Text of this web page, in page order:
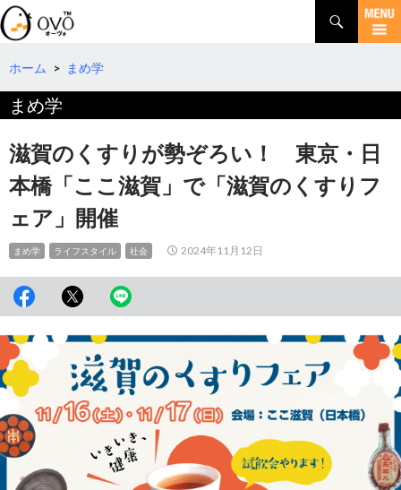
検
索
コ
テ
へ
移
動
ホーム > まめ学
まめ学
滋賀のくすりが勢ぞろい！ 東京・日
本橋「ここ滋賀」で「滋賀のくすりフ
ェア」開催
まめ学 ライフスタイル 社会 2024年11月12日